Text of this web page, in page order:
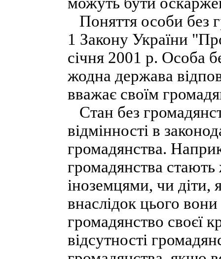
Поняття особи без
1 Закону України
січня 2001 р. Особа
жодна держава
вважає своїм
Стан без
відмінності в
громадянства.
громадянства
іноземцями, чи діти,
внаслідок цього
громадянство своєї
відсутності